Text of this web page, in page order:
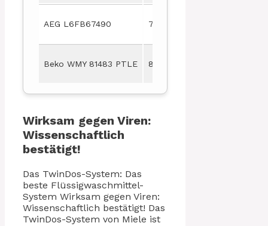
AEG L6FB67490 7 kg
Beko WMY 81483 PTLE 8 kg
Wirksam gegen Viren:
Wissenschaftlich
bestätigt!
Das TwinDos-System: Das
beste Flüssigwaschmittel-
System Wirksam gegen Viren:
Wissenschaftlich bestätigt! Das
TwinDos-System von Miele ist